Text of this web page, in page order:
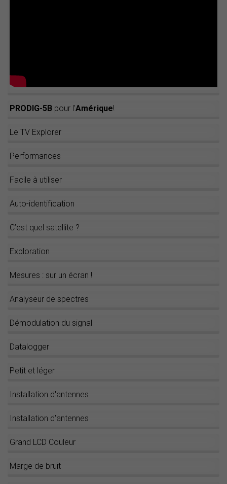
PRODIG-5B pour l'Amérique!
Le TV Explorer
Performances
Facile à utiliser
Auto-identification
C’est quel satellite ?
Exploration
Mesures : sur un écran !
Analyseur de spectres
Démodulation du signal
Datalogger
Petit et léger
Installation d'antennes
Installation d'antennes
Grand LCD Couleur
Marge de bruit